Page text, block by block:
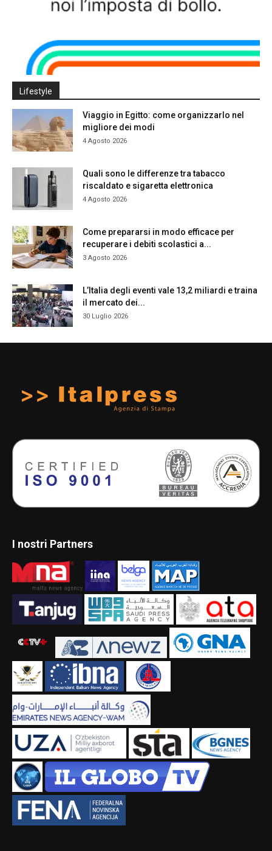
Lifestyle
Viaggio in Egitto: come organizzarlo nel
migliore dei modi
4 Agosto 2026
Quali sono le differenze tra tabacco
riscaldato e sigaretta elettronica
4 Agosto 2026
Come prepararsi in modo efficace per
recuperare i debiti scolastici a...
3 Agosto 2026
L’Italia degli eventi vale 13,2 miliardi e traina
il mercato dei...
30 Luglio 2026
I nostri Partners